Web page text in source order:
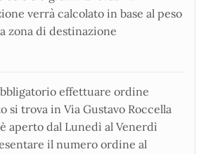
verrà calcolato in base al peso
zona di destinazione
effettuare ordine
si trova in Via Gustavo Roccella
aperto dal Lunedì al Venerdì
il numero ordine al